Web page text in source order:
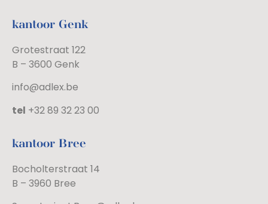
kantoor Genk
Grotestraat 122
B – 3600 Genk
info@adlex.be
tel +32 89 32 23 00
kantoor Bree
Bocholterstraat 14
B – 3960 Bree